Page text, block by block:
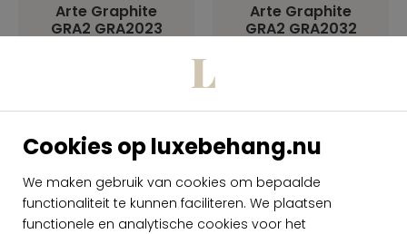
Cookies op luxebehang.nu
We maken gebruik van cookies om bepaalde
functionaliteit te kunnen faciliteren. We plaatsen
functionele en analytische cookies voor het
Arte Graphite
GRA2 GRA2023
Arte Graphite
GRA2 GRA2032